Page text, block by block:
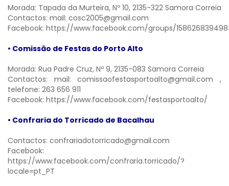
Morada: Tapada da Murteira, Nº 10, 2135-322 Samora Correia
Contactos: mail: cosc2005@gmail.com
Facebook: https://www.facebook.com/groups/
• Comissão de Festas do Porto Alto
Morada: Rua Padre Cruz, Nº 9, 2135-083 Samora Correia
Contactos: mail:comissaofestasportoalto@gmail.com ,
telefone: 263 656 911
Facebook: https://www.facebook.com/festasportoalto/
• Confraria do Torricado de Bacalhau
Contactos: confrariadotorricado@gmail.com
Facebook:
https://www.facebook.com/confraria.torricado/?
locale=pt_PT